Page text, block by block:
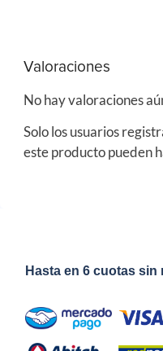
Valoraciones
No hay valoraciones
Solo los usuarios
este producto pueden
Hasta en 6 cuotas sin